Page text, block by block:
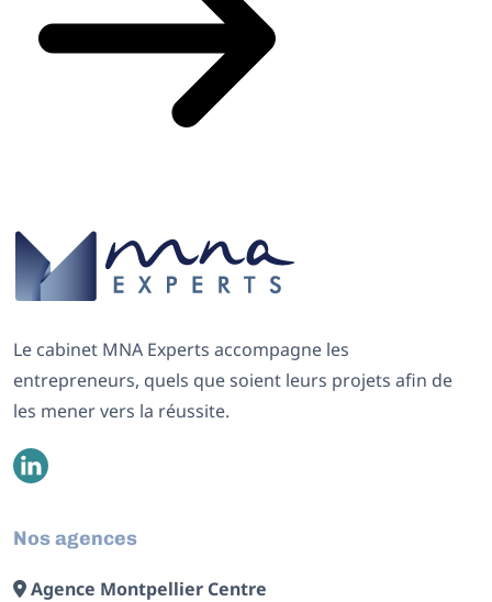
Le cabinet MNA Experts accompagne les
entrepreneurs, quels que soient leurs projets afin de
les mener vers la réussite.
Nos agences
Agence Montpellier Centre